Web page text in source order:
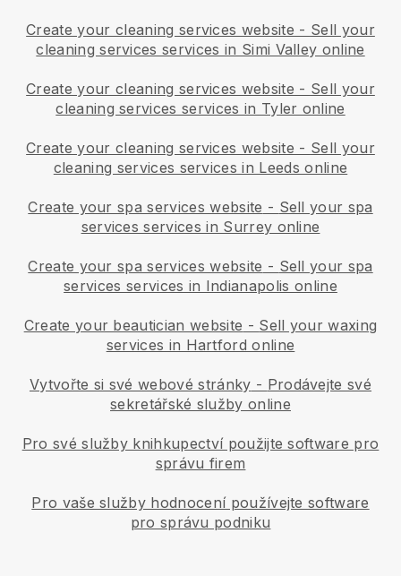
Create your cleaning services website - Sell your
cleaning services services in Simi Valley online
Create your cleaning services website - Sell your
cleaning services services in Tyler online
Create your cleaning services website - Sell your
cleaning services services in Leeds online
Create your spa services website - Sell your spa
services services in Surrey online
Create your spa services website - Sell your spa
services services in Indianapolis online
Create your beautician website - Sell your waxing
services in Hartford online
Vytvořte si své webové stránky - Prodávejte své
sekretářské služby online
Pro své služby knihkupectví použijte software pro
správu firem
Pro vaše služby hodnocení používejte software
pro správu podniku